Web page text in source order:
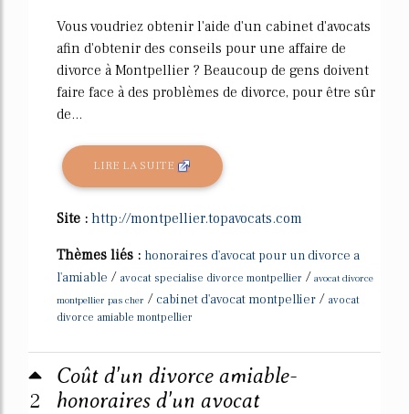
Vous voudriez obtenir l'aide d'un cabinet d'avocats
afin d'obtenir des conseils pour une affaire de
divorce à Montpellier ? Beaucoup de gens doivent
faire face à des problèmes de divorce, pour être sûr
de...
LIRE LA SUITE
Site : http://montpellier.topavocats.com
Thèmes liés : honoraires d'avocat pour un divorce a
l'amiable / avocat specialise divorce montpellier / avocat divorce
montpellier pas cher / cabinet d'avocat montpellier / avocat
divorce amiable montpellier
2
Coût d'un divorce amiable-
honoraires d'un avocat